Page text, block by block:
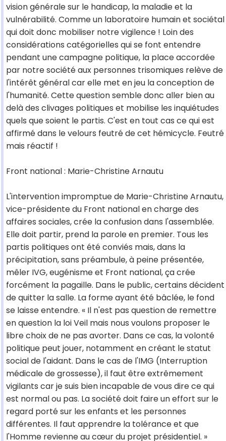
vision générale sur le handicap, la maladie et la
vulnérabilité. Comme un laboratoire humain et sociétal
qui doit donc mobiliser notre vigilence ! Loin des
considérations catégorielles qui se font entendre
pendant une campagne politique, la place accordée
par notre société aux personnes trisomiques relève de
l'intérêt général car elle met en jeu la conception de
l'humanité. Cette question semble donc aller bien au
delà des clivages politiques et mobilise les inquiétudes
quels que soient le partis. C'est en tout cas ce qui est
affirmé dans le velours feutré de cet hémicycle. Feutré
mais réactif !
Front national : Marie-Christine Arnautu
L'intervention impromptue de Marie-Christine Arnautu,
vice-présidente du Front national en charge des
affaires sociales, crée la confusion dans l'assemblée.
Elle doit partir, prend la parole en premier. Tous les
partis politiques ont été conviés mais, dans la
précipitation, sans préambule, à peine présentée,
mêler IVG, eugénisme et Front national, ça crée
forcément la pagaille. Dans le public, certains décident
de quitter la salle. La forme ayant été bâclée, le fond
se laisse entendre. « Il n'est pas question de remettre
en question la loi Veil mais nous voulons proposer le
libre choix de ne pas avorter. Dans ce cas, la volonté
politique peut jouer, notamment en créant le statut
social de l'aidant. Dans le cas de l'IMG (Interruption
médicale de grossesse), il faut être extrêmement
vigilants car je suis bien incapable de vous dire ce qui
est normal ou pas. La société doit faire un effort sur le
regard porté sur les enfants et les personnes
différentes. Il faut apprendre la tolérance et que
l'Homme revienne au cœur du projet présidentiel. »